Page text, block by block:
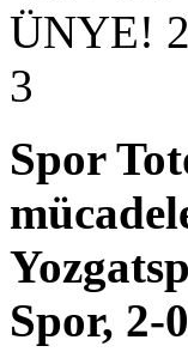
Spor
Spor, 2-